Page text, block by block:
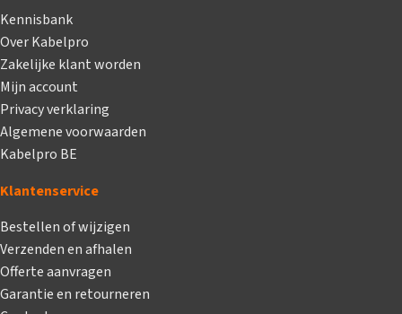
Kennisbank
Over Kabelpro
Zakelijke klant worden
Mijn account
Privacy verklaring
Algemene voorwaarden
Kabelpro BE
Klantenservice
Bestellen of wijzigen
Verzenden en afhalen
Offerte aanvragen
Garantie en retourneren